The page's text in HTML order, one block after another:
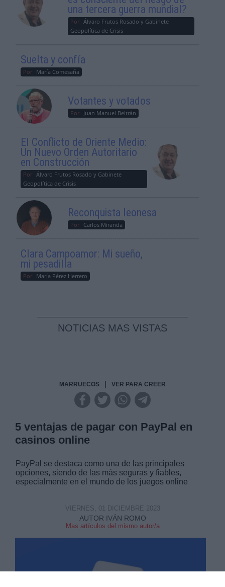
una tercera guerra mundial?
Por Álvaro Frutos Rosado y Gabinete
Geopolítica de Crisis
Suelta y confía
Por María Comesaña
Votantes y votados
Por Juan Manuel Beltrán
El Conflicto de Oriente Medio:
Un Nuevo Orden Autoritario
en Construcción
Por Álvaro Frutos Rosado y Gabinete
Geopolítica de Crisis
Reconquista leonesa
Por Carlos Miranda
Clara Campoamor: Mi sueño,
mi pesadilla
Por María Pérez Herrero
NOTICIAS MAS VISTAS
MARRUECOS VER PARA CREER
5 ventajas de pagar con PayPal en
casinos online
PayPal se destaca como una de las principales
opciones, siendo de las más seguras y fiables,
especialmente en el mundo de los juegos online
AUTOR IVÁN ROMO
Mas artículos del mismo autor/a
VIERNES, 01 DICIEMBRE 2023